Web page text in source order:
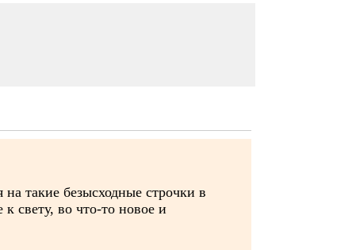
такие безысходные строчки в
свету, во что-то новое и